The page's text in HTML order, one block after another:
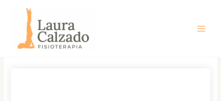
contenido